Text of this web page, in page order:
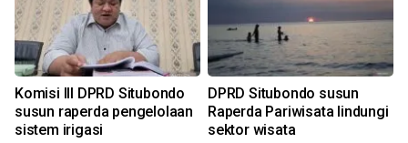
Komisi III DPRD Situbondo
susun raperda pengelolaan
sistem irigasi
DPRD Situbondo susun
Raperda Pariwisata lindungi
sektor wisata